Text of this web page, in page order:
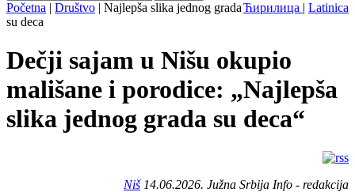
Ћирилица | Latinica
Početna | Društvo | Najlepša slika jednog grada
su deca
Dečji sajam u Nišu okupio
mališane i porodice: „Najlepša
slika jednog grada su deca“
Niš14.06.2026. Južna Srbija Info - redakcija